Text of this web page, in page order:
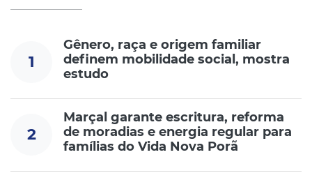
1
Gênero, raça e origem familiar
definem mobilidade social, mostra
estudo
2
Marçal garante escritura, reforma
de moradias e energia regular para
famílias do Vida Nova Porã